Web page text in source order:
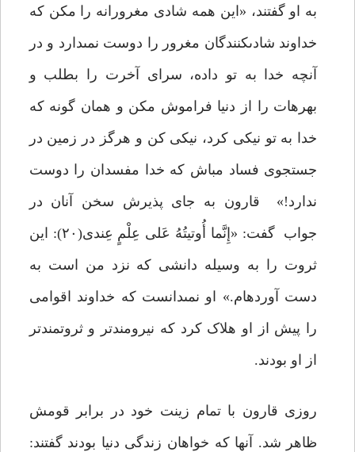
به او گفتند، «این همه شادى مغرورانه را مکن که
خداوند شادى‏کنندگان مغرور را دوست نمى‏دارد و در
آنچه خدا به تو داده، سراى آخرت را بطلب و
بهره‏ات را از دنیا فراموش مکن و همان ‏گونه که
خدا به تو نیکى کرد، نیکى کن و هرگز در زمین در
جستجوى فساد مباش که خدا مفسدان را دوست
ندارد!» قارون به جای پذیرش سخن آنان در
جواب گفت: «إِنَّما أُوتیتُهُ عَلى‏ عِلْمٍ عِندی(۲۰): این
ثروت را به وسیله دانشى که نزد من است به
دست آورده‏ام.» او نمى‏دانست که خداوند اقوامى
را پیش از او هلاک کرد که نیرومندتر و ثروتمندتر
از او بودند.
روزى قارون با تمام زینت خود در برابر قومش
ظاهر شد. آنها که خواهان زندگى دنیا بودند گفتند: